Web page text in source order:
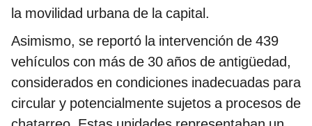
la movilidad urbana de la capital.
Asimismo, se reportó la intervención de 439
vehículos con más de 30 años de antigüedad,
considerados en condiciones inadecuadas para
circular y potencialmente sujetos a procesos de